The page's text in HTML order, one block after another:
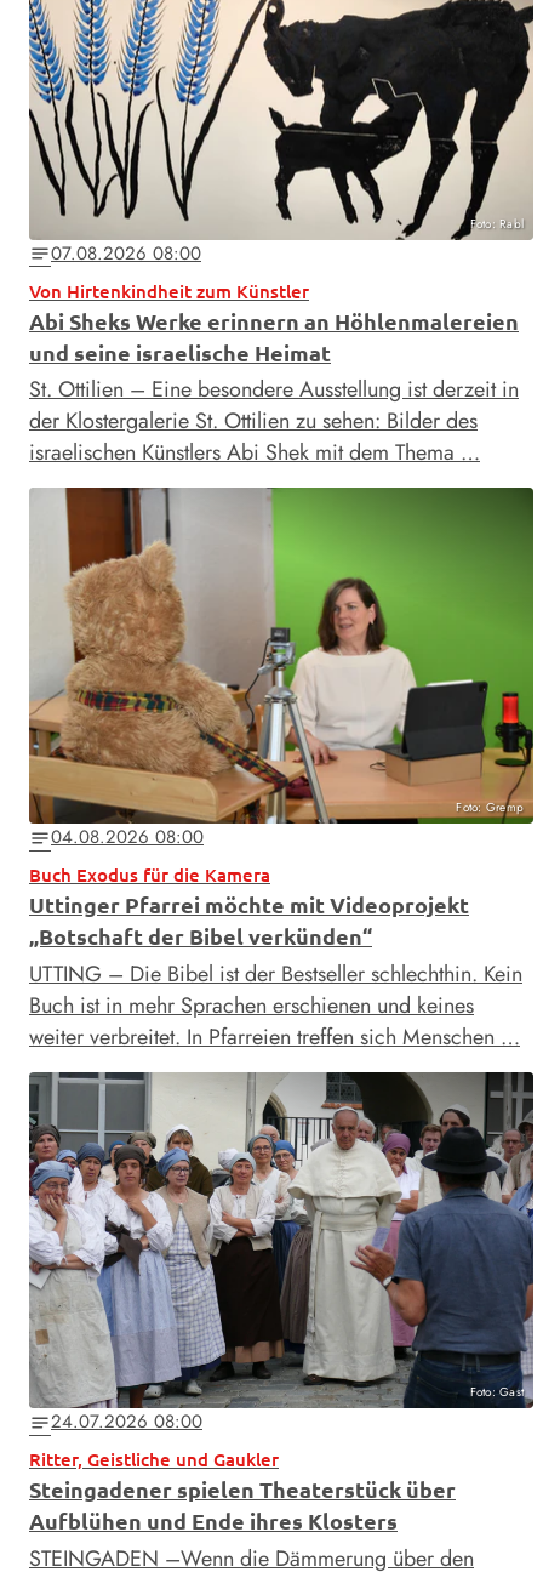
Foto: Rabl
notes07.08.2026 08:00
Von Hirtenkindheit zum Künstler
Abi Sheks Werke erinnern an Höhlenmalereien
und seine israelische Heimat
St. Ottilien – Eine besondere Ausstellung ist derzeit in
der Klostergalerie St. Ottilien zu sehen: Bilder des
israelischen Künstlers Abi Shek mit dem Thema …
Foto: Gremp
notes04.08.2026 08:00
Buch Exodus für die Kamera
Uttinger Pfarrei möchte mit Videoprojekt
„Botschaft der Bibel verkünden“
UTTING – Die Bibel ist der Bestseller schlechthin. Kein
Buch ist in mehr Sprachen erschienen und keines
weiter verbreitet. In Pfarreien treffen sich Menschen …
Foto: Gast
notes24.07.2026 08:00
Ritter, Geistliche und Gaukler
Steingadener spielen Theaterstück über
Aufblühen und Ende ihres Klosters
STEINGADEN –Wenn die Dämmerung über den